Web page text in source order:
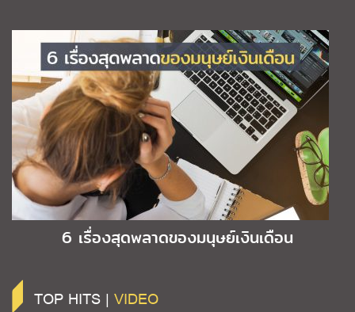
6 เรื่องสุดพลาดของมนุษย์เงินเดือน
TOP HITS | VIDEO